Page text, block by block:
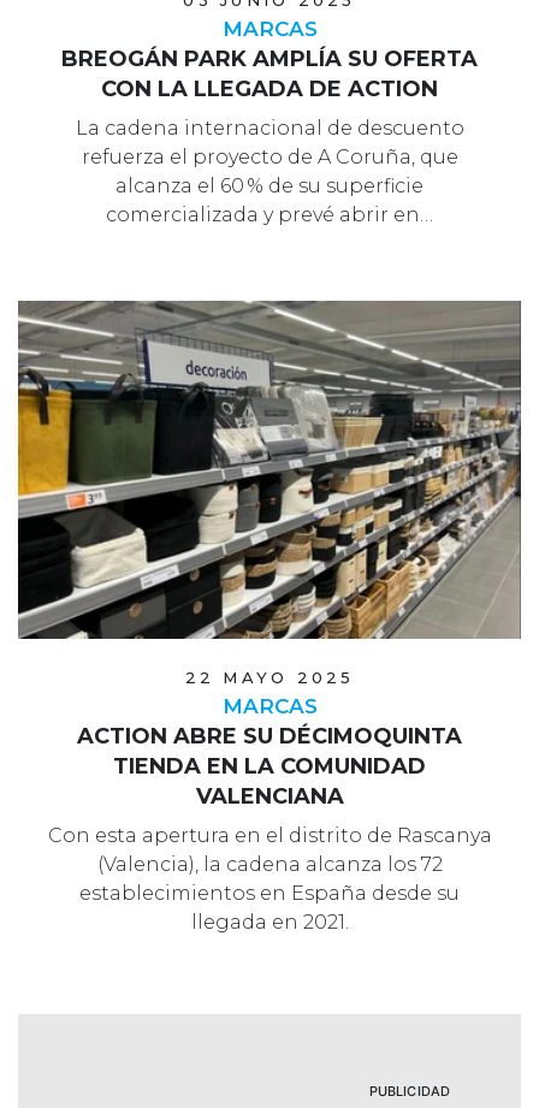
MARCAS
BREOGÁN PARK AMPLÍA SU OFERTA
CON LA LLEGADA DE ACTION
La cadena internacional de descuento
refuerza el proyecto de A Coruña, que
alcanza el 60 % de su superficie
comercializada y prevé abrir en…
22 MAYO 2025
MARCAS
ACTION ABRE SU DÉCIMOQUINTA
TIENDA EN LA COMUNIDAD
VALENCIANA
Con esta apertura en el distrito de Rascanya
(Valencia), la cadena alcanza los 72
establecimientos en España desde su
llegada en 2021.
PUBLICIDAD